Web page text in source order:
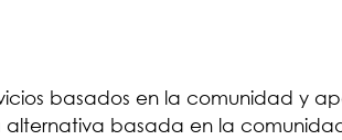
basados en la comunidad y
alternativa basada en la